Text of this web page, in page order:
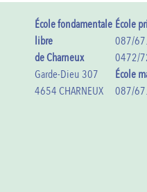
École fondamentale
libre
de Charneux
Garde-Dieu 307
4654 CHARNEUX
École
087/
0472/
École
087/